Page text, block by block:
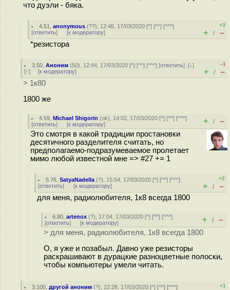
что дуэли - бяка.
4.51 ,anonymous (??), 12:46, 17/03/2020 [^] [^^] [^^^]
[ответить] [к модератору]
+3
+ / –
*резистора
3.50 ,Аноним (50), 12:44, 17/03/2020 [^] [^^] [^^^] [ответить][↓]
[↑] [к модератору]
–1
+ / –
> 1к80
1800 же
4.59 ,Michael Shigorin (ok), 14:02, 17/03/2020 [^] [^^] [^^^]
[ответить] [к модератору] + / –
Это смотря в какой традиции простановки
десятичного разделителя считать, но
предполагаемо-подразумеваемое пролетает
мимо любой известной мне => #27 += 1
5.76 ,SatyaNadella (?), 15:54, 17/03/2020 [^] [^^] [^^^]
[ответить] [к модератору]
+2
+ / –
для меня, радиолюбителя, 1к8 всегда 1800
6.80 ,artenox (?), 17:04, 17/03/2020 [^] [^^] [^^^]
[ответить] [к модератору] + / –
> для меня, радиолюбителя, 1к8 всегда 1800
О, я уже и позабыл. Давно уже резисторы
раскрашивают в дурацкие разноцветные полоски,
чтобы компьютеры умели читать.
3.100 другой аноним (?), 22:28, 17/03/2020 [^] [^^] [^^^]
+1